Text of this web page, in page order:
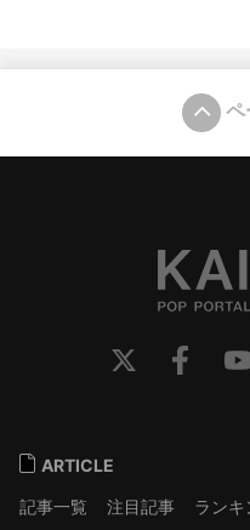
ペ
ARTICLE
記事一覧
注目記事 ランキ